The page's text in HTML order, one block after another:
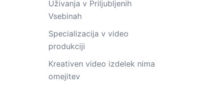
Uživanja v Priljubljenih
Vsebinah
Specializacija v video
produkciji
Kreativen video izdelek nima
omejitev